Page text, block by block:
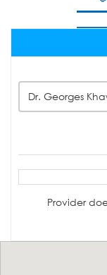
Dr. Georges
Provider